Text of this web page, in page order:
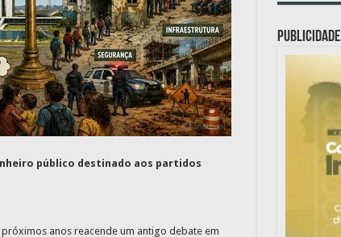
público destinado aos partidos
anos reacende um antigo debate em
PUBLICIDADE